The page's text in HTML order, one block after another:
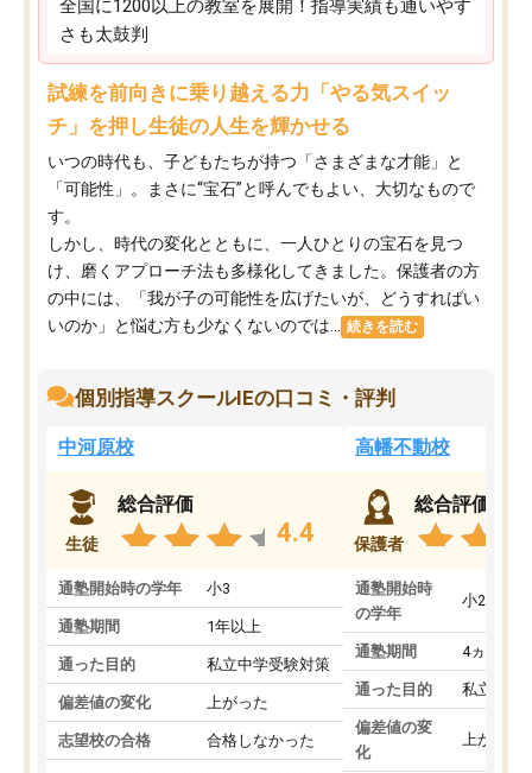
全国に1200以上の教室を展開！指導実績も通いやす
さも太鼓判
試練を前向きに乗り越える力「やる気スイッ
チ」を押し生徒の人生を輝かせる
いつの時代も、子どもたちが持つ「さまざまな才能」と
「可能性」。まさに“宝石”と呼んでもよい、大切なもので
す。
しかし、時代の変化とともに、一人ひとりの宝石を見つ
け、磨くアプローチ法も多様化してきました。保護者の方
の中には、「我が子の可能性を広げたいが、どうすればい
いのか」と悩む方も少なくないのでは...
続きを読む
個別指導スクールIEの口コミ・評判
中河原校
生徒
総合評価
4.4
通塾開始時の学年 小3
通塾期間 1年以上
通った目的 私立中学受験対策
偏差値の変化 上がった
志望校の合格 合格しなかった
高幡不動校
保護者
総合評価
通塾開始時
の学年
小2
通塾期間 4ヵ月～1
通った目的 私立中学
偏差値の変
化
上がった